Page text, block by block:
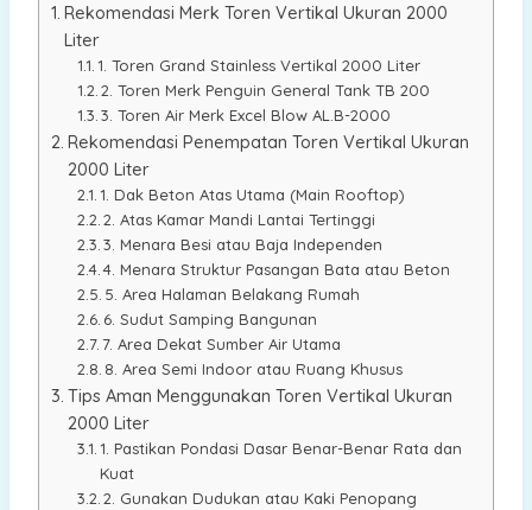
Rekomendasi Merk Toren Vertikal Ukuran 2000
Liter
1. Toren Grand Stainless Vertikal 2000 Liter
2. Toren Merk Penguin General Tank TB 200
3. Toren Air Merk Excel Blow AL.B-2000
Rekomendasi Penempatan Toren Vertikal Ukuran
2000 Liter
1. Dak Beton Atas Utama (Main Rooftop)
2. Atas Kamar Mandi Lantai Tertinggi
3. Menara Besi atau Baja Independen
4. Menara Struktur Pasangan Bata atau Beton
5. Area Halaman Belakang Rumah
6. Sudut Samping Bangunan
7. Area Dekat Sumber Air Utama
8. Area Semi Indoor atau Ruang Khusus
Tips Aman Menggunakan Toren Vertikal Ukuran
2000 Liter
1. Pastikan Pondasi Dasar Benar-Benar Rata dan
Kuat
2. Gunakan Dudukan atau Kaki Penopang